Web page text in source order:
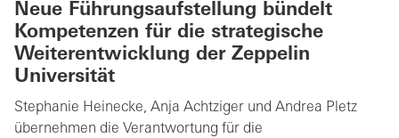
Neue Führungsaufstellung bündelt
Kompetenzen für die strategische
Weiterentwicklung der Zeppelin
Universität
Stephanie Heinecke, Anja Achtziger und Andrea Pletz
übernehmen die Verantwortung für die